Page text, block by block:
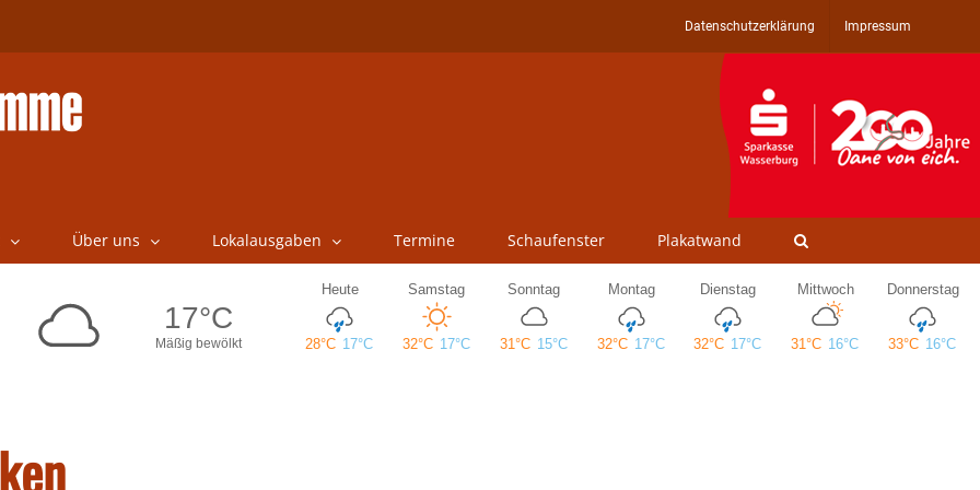
Datenschutzerklärung Impressum
Über uns Lokalausgaben Termine Schaufenster Plakatwand